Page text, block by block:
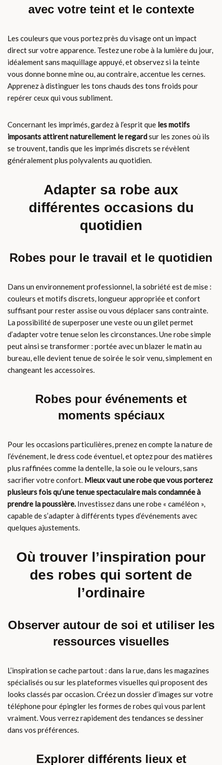
avec votre teint et le contexte
Les couleurs que vous portez près du visage ont un impact
direct sur votre apparence. Testez une robe à la lumière du jour,
idéalement sans maquillage appuyé, et observez si la teinte
vous donne bonne mine ou, au contraire, accentue les cernes.
Apprenez à distinguer les tons chauds des tons froids pour
repérer ceux qui vous subliment.
Concernant les imprimés, gardez à l’esprit que les motifs
imposants attirent naturellement le regardsur les zones où ils
se trouvent, tandis que les imprimés discrets se révèlent
généralement plus polyvalents au quotidien.
Adapter sa robe aux
différentes occasions du
quotidien
Robes pour le travail et le quotidien
Dans un environnement professionnel, la sobriété est de mise :
couleurs et motifs discrets, longueur appropriée et confort
suffisant pour rester assise ou vous déplacer sans contrainte.
La possibilité de superposer une veste ou un gilet permet
d’adapter votre tenue selon les circonstances. Une robe simple
peut ainsi se transformer : portée avec un blazer le matin au
bureau, elle devient tenue de soirée le soir venu, simplement en
changeant les accessoires.
Robes pour événements et
moments spéciaux
Pour les occasions particulières, prenez en compte la nature de
l’événement, le dress code éventuel, et optez pour des matières
plus raffinées comme la dentelle, la soie ou le velours, sans
sacrifier votre confort. Mieux vaut une robe que vous porterez
plusieurs fois qu’une tenue spectaculaire mais condamnée à
prendre la poussière. Investissez dans une robe « caméléon »,
capable de s’adapter à différents types d’événements avec
quelques ajustements.
Où trouver l’inspiration pour
des robes qui sortent de
l’ordinaire
Observer autour de soi et utiliser les
ressources visuelles
L’inspiration se cache partout : dans la rue, dans les magazines
spécialisés ou sur les plateformes visuelles qui proposent des
looks classés par occasion. Créez un dossier d’images sur votre
téléphone pour épingler les formes de robes qui vous parlent
vraiment. Vous verrez rapidement des tendances se dessiner
dans vos préférences.
Explorer différents lieux et